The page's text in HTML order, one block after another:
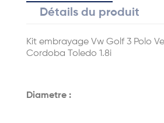
Détails du produit
Kit embrayage Vw Golf 3 Polo
Cordoba Toledo 1.8i
Diametre :